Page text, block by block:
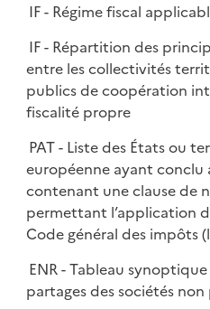
IF - Régime fiscal
IF - Répartition des
entre les collectivités
publics de coopération
fiscalité propre
PAT - Liste des États ou
européenne ayant conclu
contenant une clause de
permettant l’application
Code général des impôts
ENR - Tableau
partages des sociétés non